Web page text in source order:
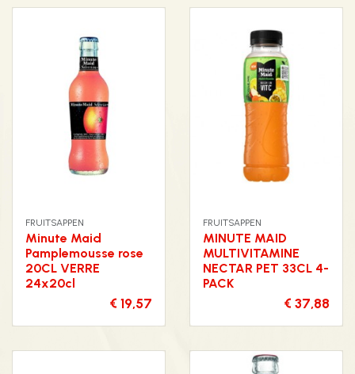
FRUITSAPPEN
Minute Maid
Pamplemousse rose
20CL VERRE
24x20cl
€ 19,57
FRUITSAPPEN
MINUTE MAID
MULTIVITAMINE
NECTAR PET 33CL 4-
PACK
€ 37,88